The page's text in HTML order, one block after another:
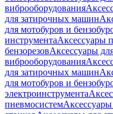
виброоборудования
для затирочных машин
для мотобуров и
инструментаАксессуары
бензорезовАксессуары
виброоборудования
для затирочных машин
для мотобуров и
электроинструмента
пневмосистем